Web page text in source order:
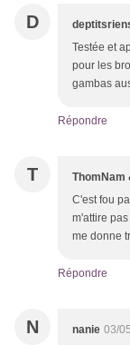
D
Testée et
pour les
gambas
Répondre
T ThomNam
C'est fou
m'attire
me donne
Répondre
N nanie 03/